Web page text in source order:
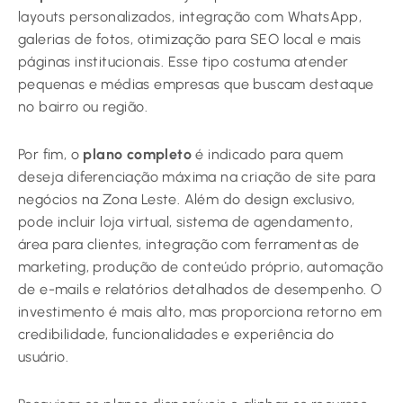
layouts personalizados, integração com WhatsApp,
galerias de fotos, otimização para SEO local e mais
páginas institucionais. Esse tipo costuma atender
pequenas e médias empresas que buscam destaque
no bairro ou região.
Por fim, o plano completo é indicado para quem
deseja diferenciação máxima na criação de site para
negócios na Zona Leste. Além do design exclusivo,
pode incluir loja virtual, sistema de agendamento,
área para clientes, integração com ferramentas de
marketing, produção de conteúdo próprio, automação
de e-mails e relatórios detalhados de desempenho. O
investimento é mais alto, mas proporciona retorno em
credibilidade, funcionalidades e experiência do
usuário.